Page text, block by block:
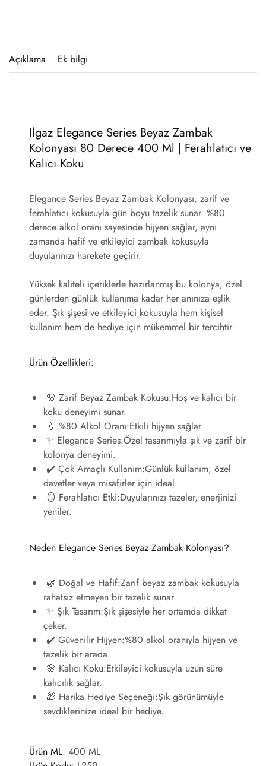
Açıklama Ek bilgi
Ilgaz Elegance Series Beyaz Zambak
Kolonyası 80 Derece 400 Ml | Ferahlatıcı ve
Kalıcı Koku
Elegance Series Beyaz Zambak Kolonyası, zarif ve
ferahlatıcı kokusuyla gün boyu tazelik sunar. %80
derece alkol oranı sayesinde hijyen sağlar, aynı
zamanda hafif ve etkileyici zambak kokusuyla
duyularınızı harekete geçirir.
Yüksek kaliteli içeriklerle hazırlanmış bu kolonya, özel
günlerden günlük kullanıma kadar her anınıza eşlik
eder. Şık şişesi ve etkileyici kokusuyla hem kişisel
kullanım hem de hediye için mükemmel bir tercihtir.
Ürün Özellikleri:
🌸 Zarif Beyaz Zambak Kokusu:Hoş ve kalıcı bir
koku deneyimi sunar.
💧 %80 Alkol Oranı:Etkili hijyen sağlar.
✨ Elegance Series:Özel tasarımıyla şık ve zarif bir
kolonya deneyimi.
✔️ Çok Amaçlı Kullanım:Günlük kullanım, özel
davetler veya misafirler için ideal.
🪞 Ferahlatıcı Etki:Duyularınızı tazeler, enerjinizi
yeniler.
Neden Elegance Series Beyaz Zambak Kolonyası?
🌿 Doğal ve Hafif:Zarif beyaz zambak kokusuyla
rahatsız etmeyen bir tazelik sunar.
✨ Şık Tasarım:Şık şişesiyle her ortamda dikkat
çeker.
✔️ Güvenilir Hijyen:%80 alkol oranıyla hijyen ve
tazelik bir arada.
🌸 Kalıcı Koku:Etkileyici kokusuyla uzun süre
kalıcılık sağlar.
🎁 Harika Hediye Seçeneği:Şık görünümüyle
sevdiklerinize ideal bir hediye.
Ürün ML: 400 ML